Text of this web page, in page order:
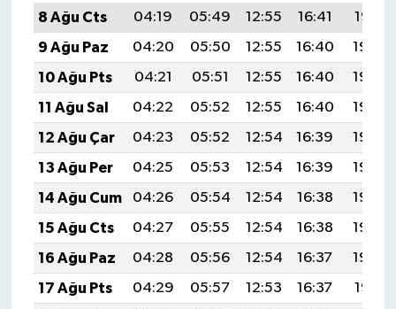
8 Ağu Cts
04:19 05:49 12:55 16:41
19:51
9 Ağu Paz
04:20 05:50 12:55 16:40
19:50
10 Ağu Pts
04:21 05:51 12:55 16:40
19:49
11 Ağu Sal
04:22 05:52 12:55 16:40
19:48
12 Ağu Çar
04:23 05:52 12:54 16:39
19:46
13 Ağu Per
04:25 05:53 12:54 16:39
19:45
14 Ağu Cum
04:26 05:54 12:54 16:38
19:44
15 Ağu Cts
04:27 05:55 12:54 16:38
19:43
16 Ağu Paz
04:28 05:56 12:54 16:37
19:42
17 Ağu Pts
04:29 05:57 12:53 16:37
19:41